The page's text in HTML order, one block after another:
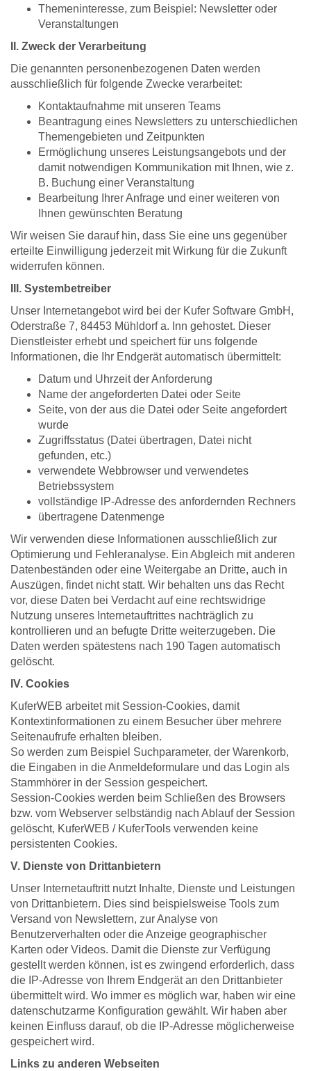
Themeninteresse, zum Beispiel: Newsletter oder
Veranstaltungen
II. Zweck der Verarbeitung
Die genannten personenbezogenen Daten werden
ausschließlich für folgende Zwecke verarbeitet:
Kontaktaufnahme mit unseren Teams
Beantragung eines Newsletters zu unterschiedlichen
Themengebieten und Zeitpunkten
Ermöglichung unseres Leistungsangebots und der
damit notwendigen Kommunikation mit Ihnen, wie z.
B. Buchung einer Veranstaltung
Bearbeitung Ihrer Anfrage und einer weiteren von
Ihnen gewünschten Beratung
Wir weisen Sie darauf hin, dass Sie eine uns gegenüber
erteilte Einwilligung jederzeit mit Wirkung für die Zukunft
widerrufen können.
III. Systembetreiber
Unser Internetangebot wird bei der Kufer Software GmbH,
Oderstraße 7, 84453 Mühldorf a. Inn gehostet. Dieser
Dienstleister erhebt und speichert für uns folgende
Informationen, die Ihr Endgerät automatisch übermittelt:
Datum und Uhrzeit der Anforderung
Name der angeforderten Datei oder Seite
Seite, von der aus die Datei oder Seite angefordert
wurde
Zugriffsstatus (Datei übertragen, Datei nicht
gefunden, etc.)
verwendete Webbrowser und verwendetes
Betriebssystem
vollständige lP-Adresse des anfordernden Rechners
übertragene Datenmenge
Wir verwenden diese Informationen ausschließlich zur
Optimierung und Fehleranalyse. Ein Abgleich mit anderen
Datenbeständen oder eine Weitergabe an Dritte, auch in
Auszügen, findet nicht statt. Wir behalten uns das Recht
vor, diese Daten bei Verdacht auf eine rechtswidrige
Nutzung unseres Internetauftrittes nachträglich zu
kontrollieren und an befugte Dritte weiterzugeben. Die
Daten werden spätestens nach 190 Tagen automatisch
gelöscht.
IV. Cookies
KuferWEB arbeitet mit Session-Cookies, damit
Kontextinformationen zu einem Besucher über mehrere
Seitenaufrufe erhalten bleiben.
So werden zum Beispiel Suchparameter, der Warenkorb,
die Eingaben in die Anmeldeformulare und das Login als
Stammhörer in der Session gespeichert.
Session-Cookies werden beim Schließen des Browsers
bzw. vom Webserver selbständig nach Ablauf der Session
gelöscht, KuferWEB / KuferTools verwenden keine
persistenten Cookies.
V. Dienste von Drittanbietern
Unser Internetauftritt nutzt Inhalte, Dienste und Leistungen
von Drittanbietern. Dies sind beispielsweise Tools zum
Versand von Newslettern, zur Analyse von
Benutzerverhalten oder die Anzeige geographischer
Karten oder Videos. Damit die Dienste zur Verfügung
gestellt werden können, ist es zwingend erforderlich, dass
die IP-Adresse von Ihrem Endgerät an den Drittanbieter
übermittelt wird. Wo immer es möglich war, haben wir eine
datenschutzarme Konfiguration gewählt. Wir haben aber
keinen Einfluss darauf, ob die IP-Adresse möglicherweise
gespeichert wird.
Links zu anderen Webseiten